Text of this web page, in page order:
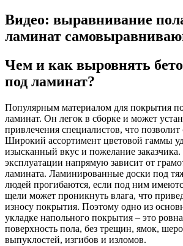
Видео: выравнивание
ламинат
Чем и как выровнять
под ламинат?
Популярным материалом для покрытия
ламинат. Он легок в сборке и может
привлечения специалистов, что
Широкий ассортимент цветовой гаммы
изысканный вкус и пожелание заказчика.
эксплуатации напрямую зависит от
ламината. Ламинированные доски под
людей прогибаются, если под ним
щели может проникнуть влага, что
износу покрытия. Поэтому одно из
укладке напольного покрытия – это
поверхность пола, без трещин, ямок,
выпуклостей, изгибов и изломов.